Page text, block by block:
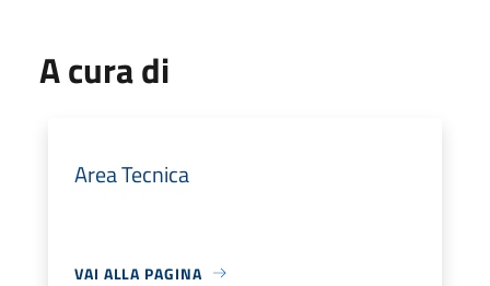
A cura di
Area Tecnica
VAI ALLA PAGINA